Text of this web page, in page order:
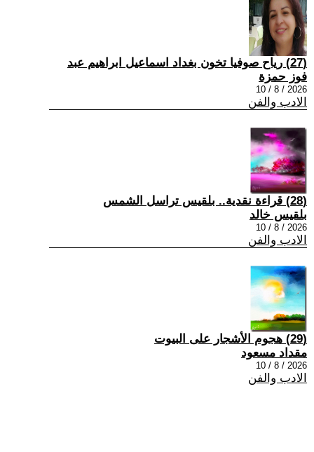
(27) رياح صوفيا تخون بغداد اسماعيل ابراهيم عبد
فوز حمزة
2026 / 8 / 10
الادب والفن
(28) قراءة نقدية.. بلقيس تراسل الشمس
بلقيس خالد
2026 / 8 / 10
الادب والفن
(29) هجوم الأشجار على البيوت
مقداد مسعود
2026 / 8 / 10
الادب والفن